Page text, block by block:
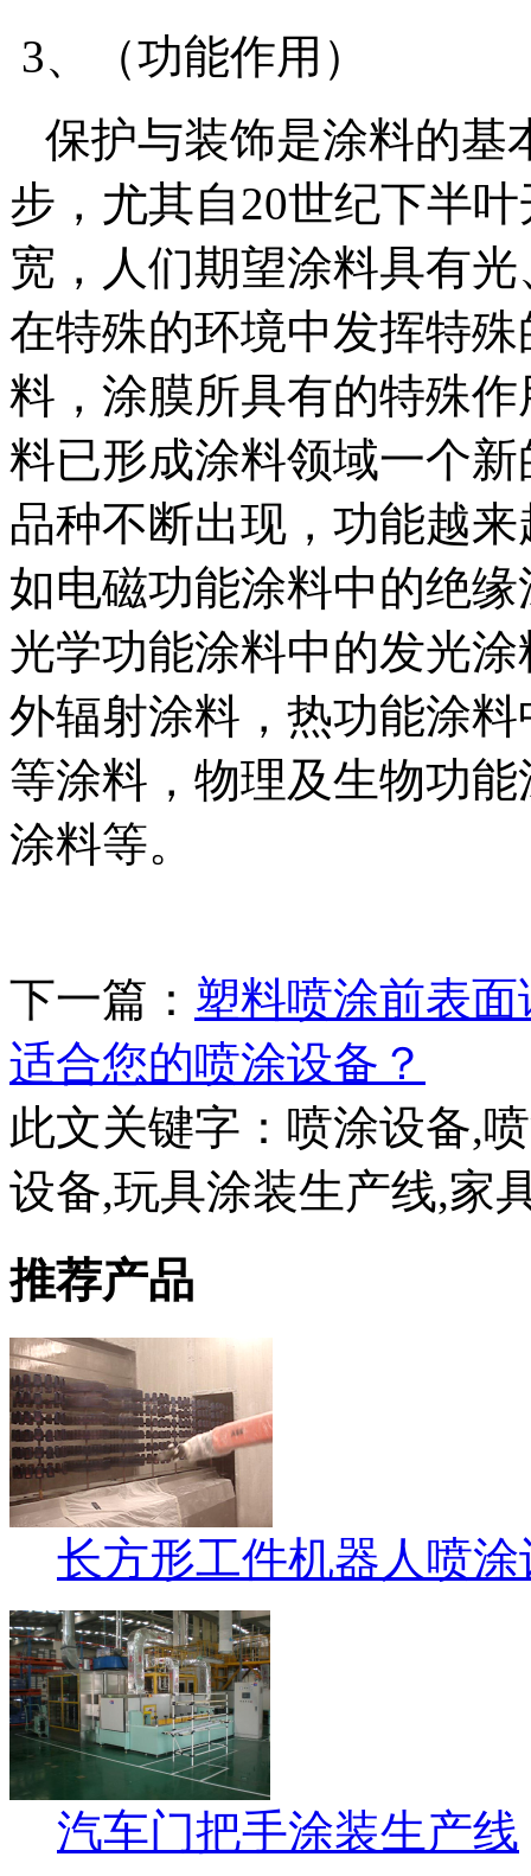
3、（功能作用）
保护与装饰是涂料的基
步，尤其自20世纪下半
宽，人们期望涂料具有
在特殊的环境中发挥特
料，涂膜所具有的特殊
料已形成涂料领域一个
品种不断出现，功能越
如电磁功能涂料中的绝
光学功能涂料中的发光
外辐射涂料，热功能涂
等涂料，物理及生物功
涂料等。
下一篇： 塑料喷涂前表
适合您的喷涂设备？
此文关键字： 喷涂设备,
设备,玩具涂装生产线,家
推荐产品
长方形工件机器人喷涂
汽车门把手涂装生产线